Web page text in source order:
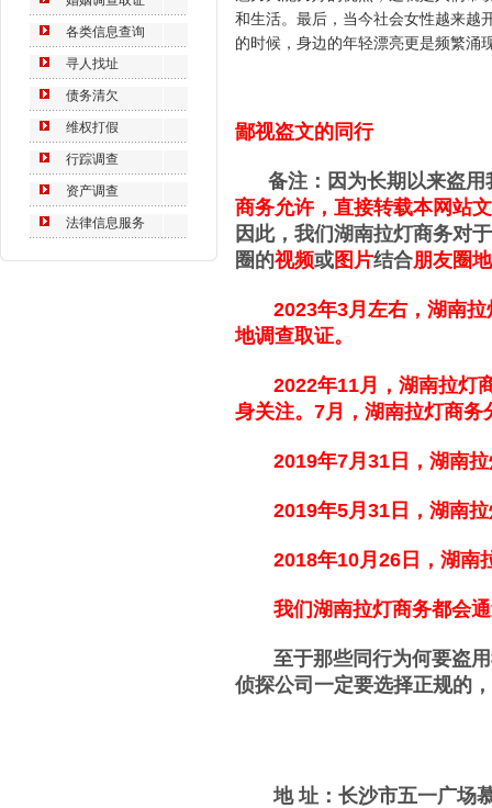
各类信息查询
寻人找址
债务清欠
维权打假
行踪调查
资产调查
法律信息服务
和生活。最后，当今社会女性越来越
的时候，身边的年轻漂亮更是频繁涌
鄙视盗文的同行
备注：因为长期以来盗用
商务允许，直接转载本网站
因此，我们湖南拉灯商务对
圈的视频或图片结合朋友圈
2023年3月左右，湖南拉
地调查取证。
2022年11月， 湖南拉灯
身关注。 7月， 湖南拉灯商务
2019年7月31日，湖南拉
2019年5月31日，湖南拉
2018年10月26日，湖南
我们湖南拉灯商务都会通
至于那些同行为何要盗用
侦探公司一定要选择正规的
地 址：长沙市五一广场慕